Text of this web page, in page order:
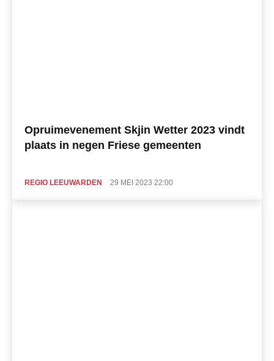
Opruimevenement Skjin Wetter 2023 vindt
plaats in negen Friese gemeenten
REGIO LEEUWARDEN 29 MEI 2023 22:00